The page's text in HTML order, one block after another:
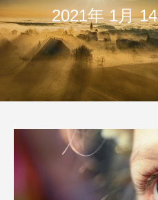
2021年 1月